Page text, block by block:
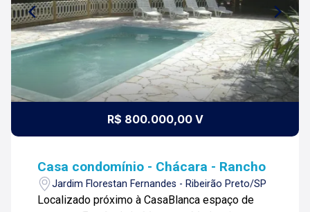
R$ 800.000,00 V
Casa condomínio - Chácara - Rancho
Jardim Florestan Fernandes - Ribeirão Preto/SP
Localizado próximo à CasaBlanca espaço de